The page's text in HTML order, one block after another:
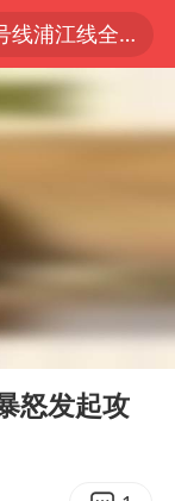
上海：5号线16号线浦江线全线停运
海
今日15时起福州地铁高架区段停运
上门女婿出轨女邻居多年被判重婚罪
阵容官宣
决赛
泰国：高度重视中国游客旅游体验
少13.19万
00:09
怒发起攻